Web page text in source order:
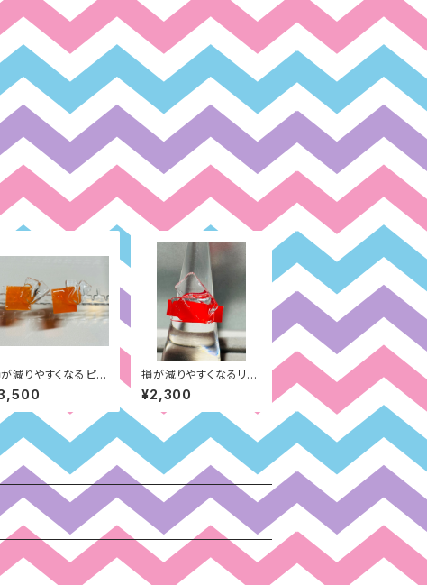
減りやすくなるピア
過去の経験面（オレ
）
損が減りやすくなるリン
グリング：仕事面（赤）
¥2,300